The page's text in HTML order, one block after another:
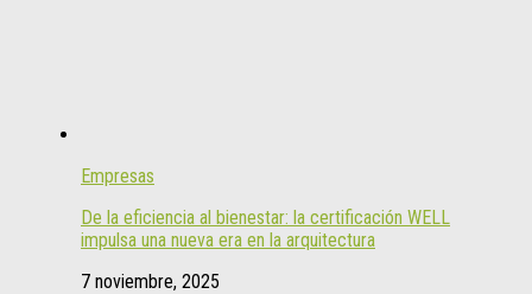
Empresas
De la eficiencia al bienestar: la certificación WELL
impulsa una nueva era en la arquitectura
7 noviembre, 2025